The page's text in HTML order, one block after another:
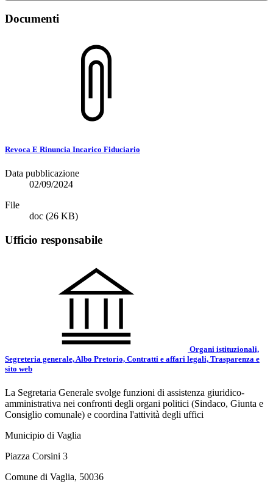
Documenti
Revoca E Rinuncia Incarico Fiduciario
Data pubblicazione
02/09/2024
File
doc (26 KB)
Ufficio responsabile
Organi istituzionali,
Segreteria generale, Albo Pretorio, Contratti e affari legali, Trasparenza e
sito web
La Segretaria Generale svolge funzioni di assistenza giuridico-
amministrativa nei confronti degli organi politici (Sindaco, Giunta e
Consiglio comunale) e coordina l'attività degli uffici
Municipio di Vaglia
Piazza Corsini 3
Comune di Vaglia, 50036